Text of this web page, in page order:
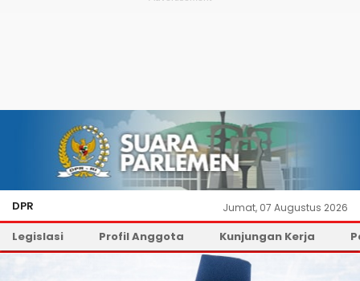
DPR Jumat, 07 Augustus 2026
Legislasi Profil Anggota Kunjungan Kerja